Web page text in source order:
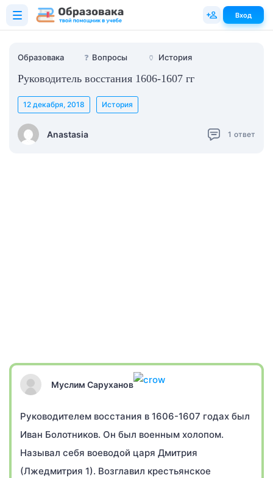
Образовака ❓ Вопросы 🏺 История
Руководитель восстания 1606-1607 гг
Anastasia
12 декабря, 2018 История
1 ответ
Муслим Саруханов
Руководителем восстания в 1606-1607 годах был
Иван Болотников. Он был военным холопом.
Называл себя воеводой царя Дмитрия
(Лжедмитрия 1). Возглавил крестьянское
Вход